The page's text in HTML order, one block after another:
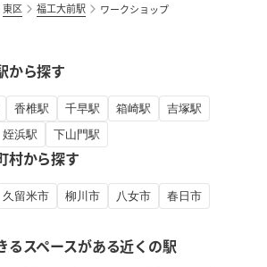
東区 福工大前駅 ワークショップ
から探す
香椎駅 千早駅 箱崎駅
吉塚駅
姪浜駅 下山門駅
村から探す
久留米市 柳川市 八女市
春日市
るスペースがある近くの駅